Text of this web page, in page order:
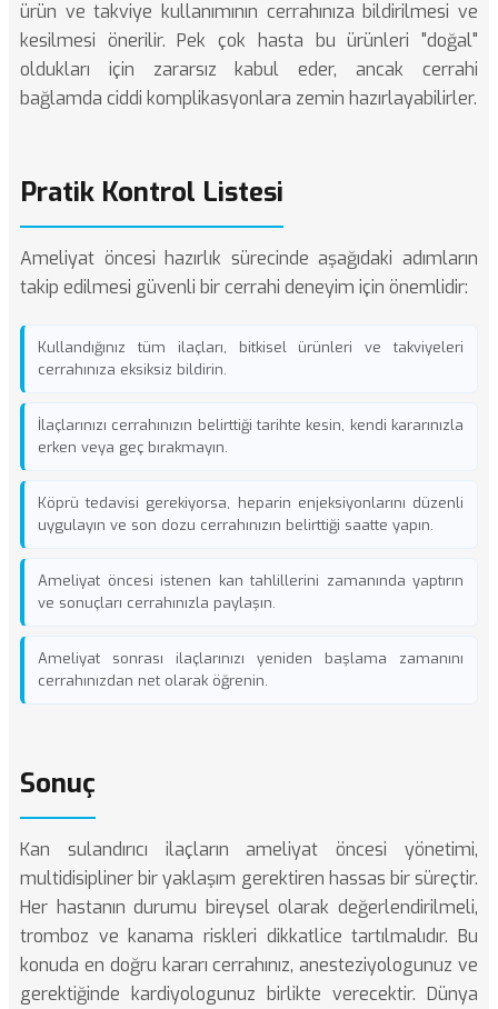
ürün ve takviye kullanımının cerrahınıza bildirilmesi ve
kesilmesi önerilir. Pek çok hasta bu ürünleri "doğal"
oldukları için zararsız kabul eder, ancak cerrahi
bağlamda ciddi komplikasyonlara zemin hazırlayabilirler.
Pratik Kontrol Listesi
Ameliyat öncesi hazırlık sürecinde aşağıdaki adımların
takip edilmesi güvenli bir cerrahi deneyim için önemlidir:
Kullandığınız tüm ilaçları, bitkisel ürünleri ve takviyeleri
cerrahınıza eksiksiz bildirin.
İlaçlarınızı cerrahınızın belirttiği tarihte kesin, kendi kararınızla
erken veya geç bırakmayın.
Köprü tedavisi gerekiyorsa, heparin enjeksiyonlarını düzenli
uygulayın ve son dozu cerrahınızın belirttiği saatte yapın.
Ameliyat öncesi istenen kan tahlillerini zamanında yaptırın
ve sonuçları cerrahınızla paylaşın.
Ameliyat sonrası ilaçlarınızı yeniden başlama zamanını
cerrahınızdan net olarak öğrenin.
Sonuç
Kan sulandırıcı ilaçların ameliyat öncesi yönetimi,
multidisipliner bir yaklaşım gerektiren hassas bir süreçtir.
Her hastanın durumu bireysel olarak değerlendirilmeli,
tromboz ve kanama riskleri dikkatlice tartılmalıdır. Bu
konuda en doğru kararı cerrahınız, anesteziyologunuz ve
gerektiğinde kardiyologunuz birlikte verecektir. Dünya